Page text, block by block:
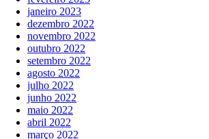
janeiro 2023
dezembro 2022
novembro 2022
outubro 2022
setembro 2022
agosto 2022
julho 2022
junho 2022
maio 2022
abril 2022
março 2022